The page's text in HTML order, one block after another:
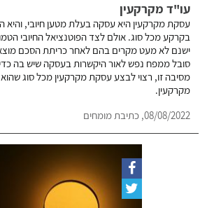
עו"ד מקרקעין
עסקת מקרקעין היא עסקה בעלת מטען חיובי, והיא
בקרקע מכל סוג. אולם לצד הפוטנציאל החיובי
ישנם לא מעט מקרים בהם לאחר כריתת הסכם
סובל ממפח נפש לאור היקשרות בעסקה שיש בה
מסיבה זו, רצוי לבצע עסקת מקרקעין מכל סוג שהוא
מקרקעין.
08/08/2022, כתיבת מומחים